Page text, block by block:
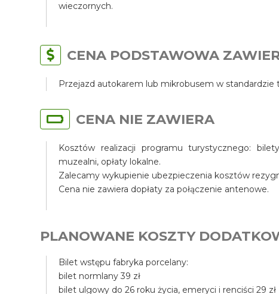
wieczornych.
CENA PODSTAWOWA
Przejazd autokarem lub mikrobusem w
CENA NIE ZAWIERA
Kosztów realizacji programu turystycznego:
muzealni, opłaty lokalne.
Zalecamy wykupienie ubezpieczenia kosztów
Cena nie zawiera dopłaty za połączenie antenowe.
PLANOWANE KOSZTY
Bilet wstępu fabryka porcelany:
bilet normlany 39 zł
bilet ulgowy do 26 roku życia, emeryci i renciści 29 zł